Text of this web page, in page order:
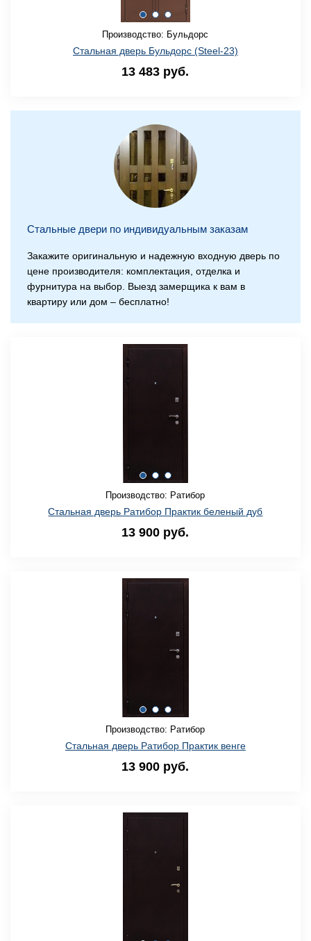
Производство: Бульдорс
Стальная дверь Бульдорс (Steel-23)
13 483 руб.
Стальные двери по индивидуальным заказам
Закажите оригинальную и надежную входную дверь по
цене производителя: комплектация, отделка и
фурнитура на выбор. Выезд замерщика к вам в
квартиру или дом – бесплатно!
Производство: Ратибор
Стальная дверь Ратибор Практик беленый дуб
13 900 руб.
Производство: Ратибор
Стальная дверь Ратибор Практик венге
13 900 руб.